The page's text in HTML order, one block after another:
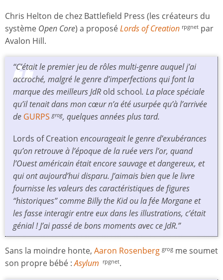
Chris Helton de chez Battlefield Press (les créateurs du
système Open Core) a proposéLords of Creation rpgnet par
Avalon Hill.
“C’était le premier jeu de rôles multi-genre auquel j’ai
accroché, malgré le genre d’imperfections qui font la
marque des meilleurs JdR old school. La place spéciale
qu’il tenait dans mon cœur n’a été usurpée qu’à l’arrivée
de GURPS grog, quelques années plus tard.
Lords of Creation encourageait le genre d’exubérances
qu’on retrouve à l’époque de la ruée vers l’or, quand
l’Ouest américain était encore sauvage et dangereux, et
qui ont aujourd’hui disparu. J’aimais bien que le livre
fournisse les valeurs des caractéristiques de figures
“historiques” comme Billy the Kid ou la fée Morgane et
les fasse interagir entre eux dans les illustrations, c’était
génial ! J’ai passé de bons moments avec ce JdR.”
Sans la moindre honte, Aaron Rosenberg grog me soumet
son propre bébé :Asylum rpgnet.